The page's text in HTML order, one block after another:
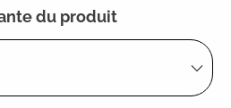
du produit